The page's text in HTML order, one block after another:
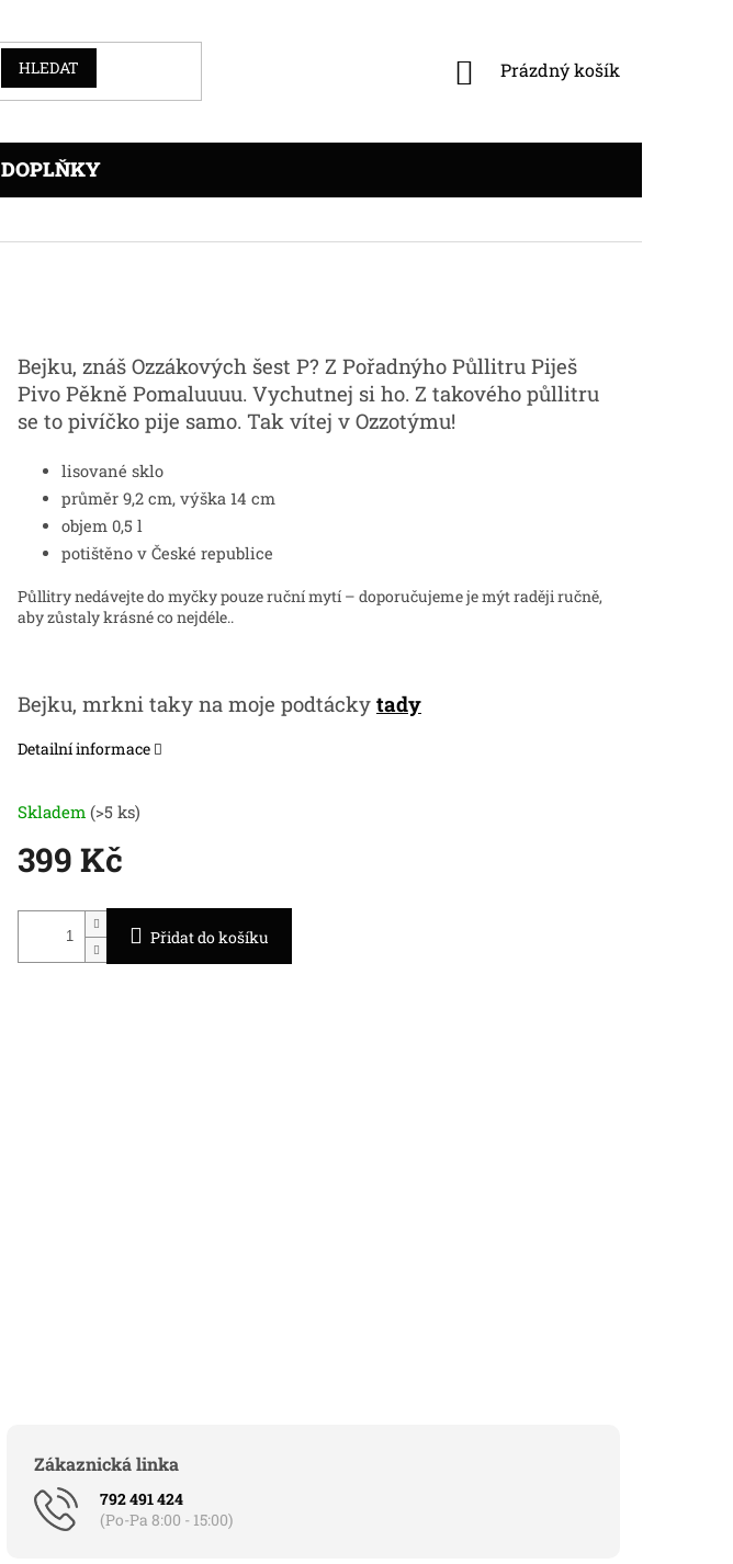
HLEDAT
NÁKUPNÍ
Prázdný košík
DOPLŇKY
399 Kč
cena:
Skladem (>5 ks)
Přidat do košíku
Bejku, znáš Ozzákových šest P? Z Pořadnýho Půllitru Piješ
Pivo Pěkně Pomaluuuu. Vychutnej si ho. Z takového půllitru
se to pivíčko pije samo. Tak vítej v Ozzotýmu!
lisované sklo
průměr 9,2 cm, výška 14 cm
objem 0,5 l
potištěno v České republice
Půllitry nedávejte do myčky pouze ruční mytí – doporučujeme je mýt raději ručně,
aby zůstaly krásné co nejdéle..
Bejku, mrkni taky na moje podtácky tady
Detailní informace
Zákaznická linka
792 491 424
(Po-Pa 8:00 - 15:00)